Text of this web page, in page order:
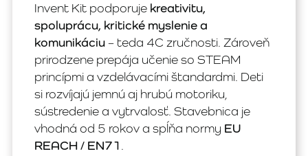
Invent Kit podporuje kreativitu,
spoluprácu, kritické myslenie a
komunikáciu– teda 4C zručnosti. Zároveň
prirodzene prepája učenie so STEAM
princípmi a vzdelávacími štandardmi. Deti
si rozvíjajú jemnú aj hrubú motoriku,
sústredenie a vytrvalosť. Stavebnica je
vhodná od 5 rokov a spĺňa normy EU
REACH / EN71.